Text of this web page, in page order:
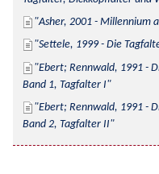
Asher, 2001 - Millennium
Settele, 1999 - Die
Ebert; Rennwald, 1991 -
Band 1, Tagfalter I
Ebert; Rennwald, 1991 -
Band 2, Tagfalter II